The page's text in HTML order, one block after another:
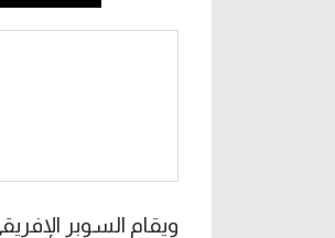
ويقام السوبر